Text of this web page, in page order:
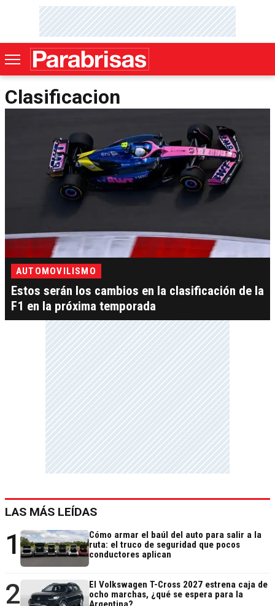
Clasificacion
AUTOMOVILISMO
Estos serán los cambios en la clasificación de la
F1 en la próxima temporada
LAS MÁS LEÍDAS
1
Cómo armar el baúl del auto para salir a la
ruta: el truco de seguridad que pocos
conductores aplican
2
El Volkswagen T-Cross 2027 estrena caja de
ocho marchas, ¿qué se espera para la